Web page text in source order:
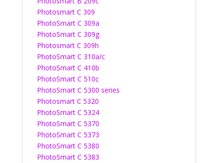
Photosmart C 309
PhotoSmart C 309a
PhotoSmart C 309g
Photosmart C 309h
PhotoSmart C 310a/c
PhotoSmart C 410b
PhotoSmart C 510c
PhotoSmart C 5300 series
Photosmart C 5320
PhotoSmart C 5324
PhotoSmart C 5370
PhotoSmart C 5373
PhotoSmart C 5380
PhotoSmart C 5383